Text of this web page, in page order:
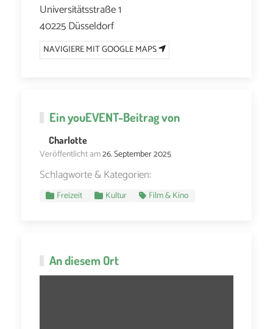
Universitätsstraße 1
40225 Düsseldorf
NAVIGIERE MIT GOOGLE MAPS
EinyouEVENT-Beitrag von
Charlotte
Veröffentlicht am26. September 2025
Schlagworte & Kategorien:
Freizeit Kultur Film & Kino
An diesem Ort